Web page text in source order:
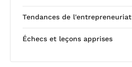
Tendances de l'entrepreneuriat
Échecs et leçons apprises